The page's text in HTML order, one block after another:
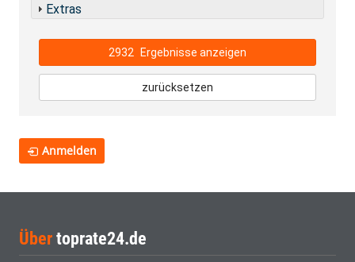
Extras
2932 Ergebnisse anzeigen
zurücksetzen
Anmelden
Über toprate24.de